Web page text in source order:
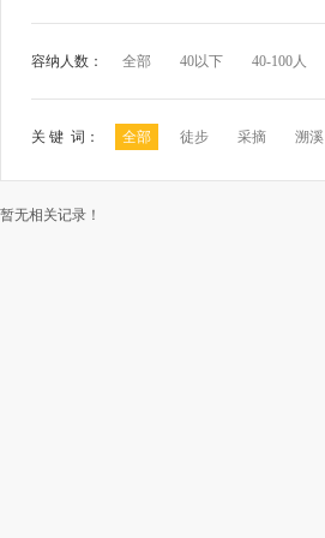
容纳人数： 全部 40以下 40-100人
关 键 词： 全部 徒步 采摘 溯溪
暂无相关记录！